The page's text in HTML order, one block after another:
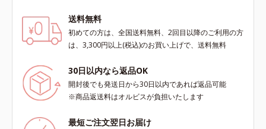
送料無料
初めての方は、全国送料無料、2回目以降のご利用の方
は、3,300円以上(税込)のお買い上げで、送料無料
30日以内なら返品OK
開封後でも発送日から30日以内であれば返品可能
※商品返送料はオルビスが負担いたします
最短ご注文翌日お届け